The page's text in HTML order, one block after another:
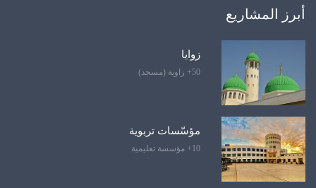
أبرز المشاريع
زوايا
50+ زاوية (مسجد)
مؤسّسات تربوية
10+ مؤسسة تعليمية